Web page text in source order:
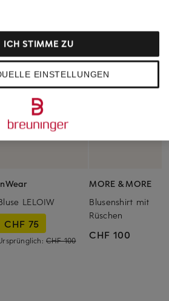
LELOIW
CHF 75
CHF 100
MORE & MORE
Blusenshirt mit
Rüschen
CHF 100
EINSTELLUNGEN
ICH STIMME ZU